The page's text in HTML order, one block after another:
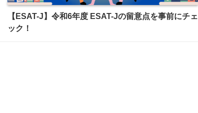
【ESAT-J】令和6年度 ESAT-Jの留意点を事前にチェ
ック！